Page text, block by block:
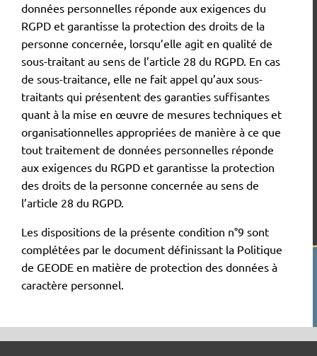
données personnelles réponde aux exigences du
RGPD et garantisse la protection des droits de la
personne concernée, lorsqu’elle agit en qualité de
sous-traitant au sens de l’article 28 du RGPD. En cas
de sous-traitance, elle ne fait appel qu’aux sous-
traitants qui présentent des garanties suffisantes
quant à la mise en œuvre de mesures techniques et
organisationnelles appropriées de manière à ce que
tout traitement de données personnelles réponde
aux exigences du RGPD et garantisse la protection
des droits de la personne concernée au sens de
l’article 28 du RGPD.
Les dispositions de la présente condition n°9 sont
complétées par le document définissant la Politique
de GEODE en matière de protection des données à
caractère personnel.